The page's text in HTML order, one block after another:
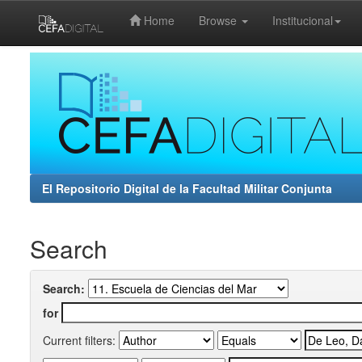
Home Browse Institucional
El Repositorio Digital de la Facultad Militar Conjunta
Search
Search:
for
Current filters: